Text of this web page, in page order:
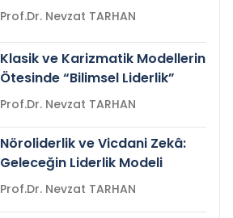
Prof.Dr. Nevzat TARHAN
Klasik ve Karizmatik Modellerin
Ötesinde “Bilimsel Liderlik”
Prof.Dr. Nevzat TARHAN
Nöroliderlik ve Vicdani Zekâ:
Geleceğin Liderlik Modeli
Prof.Dr. Nevzat TARHAN